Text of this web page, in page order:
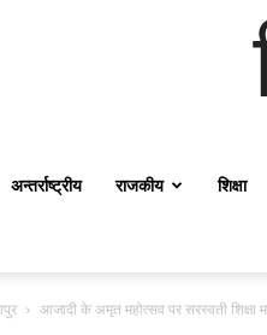
अन्तर्राष्ट्रीय राजकीय शिक्षा
आजादी के अमृत महोत्सव पर सरस्वती शिक्षा